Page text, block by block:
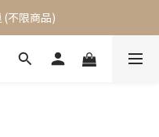
元購物金
(不限商品)
元購物金